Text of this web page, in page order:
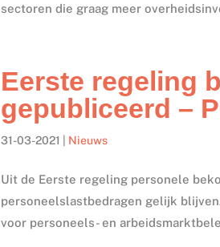
sectoren die graag meer
Eerste regeling
gepubliceerd –
31-03-2021 Nieuws
Uit de Eerste regeling personele
personeelslastbedragen gelijk
voor personeels- en